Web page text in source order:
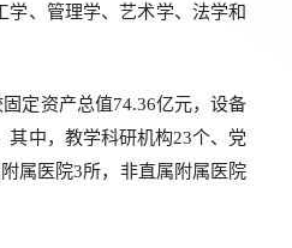
、管理学、艺术学、法学和
定资产总值74.36亿元，设备
其中，教学科研机构23个、党
属医院3所，非直属附属医院